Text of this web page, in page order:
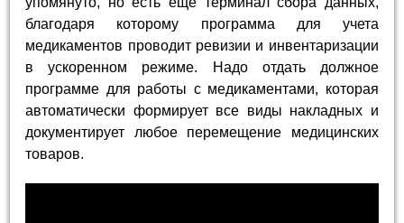
благодаря которому программа для учета
медикаментов проводит ревизии и инвентаризации
в ускоренном режиме. Надо отдать должное
программе для работы с медикаментами, которая
автоматически формирует все виды накладных и
документирует любое перемещение медицинских
товаров.